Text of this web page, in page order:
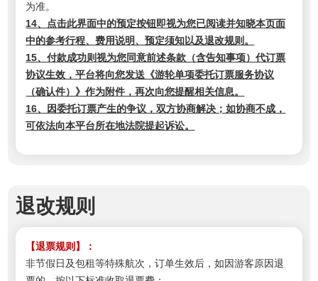
为准。
14、点击此界面中的预定按钮即视为您已阅读并知晓本页面
中的参考行程、费用说明、预定须知以及退改规则。
15、付款成功则视为您同意前述条款（含告知事项）代订票
协议生效，平台将向您发送《游轮单项委托订票服务协议
（确认件）》作为附件，再次向您提醒相关信息。
16、因委托订票产生的争议，双方协商解决；如协商不成，
可依法向本平台所在地法院提起诉讼。
退改规则
【退票规则】：
非节假日及包租等特殊航次，订单生效后，如因游客原因退